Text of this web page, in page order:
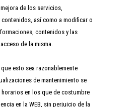
de los servicios,
así como a modificar o
contenidos y las
de la misma.
que esto sea razonablemente
de mantenimiento se
horarios en los que de costumbre
en la WEB, sin perjuicio de la